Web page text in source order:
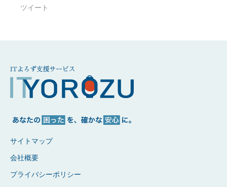
ツイート
サイトマップ
会社概要
プライバシーポリシー